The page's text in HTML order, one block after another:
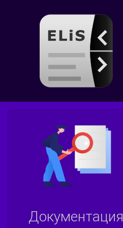
Документация